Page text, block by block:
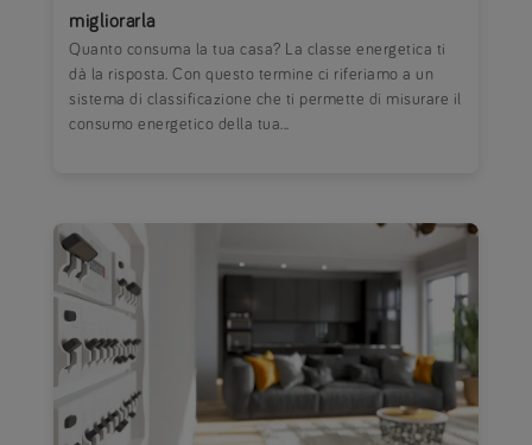
migliorarla
Quanto consuma la tua casa? La classe energetica ti
dà la risposta. Con questo termine ci riferiamo a un
sistema di classificazione che ti permette di misurare il
consumo energetico della tua...